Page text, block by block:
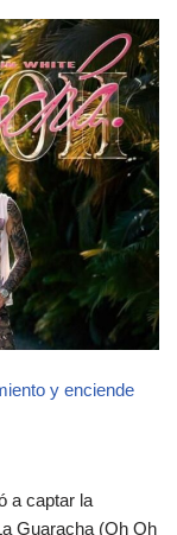
y enciende
a captar la
Guaracha (Oh Oh